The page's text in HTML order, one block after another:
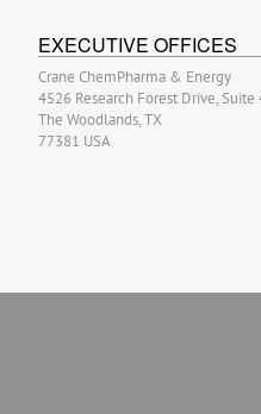
EXECUTIVE OFFICES
Crane ChemPharma & Energy
4526 Research Forest Drive, Suite
The Woodlands, TX
77381 USA